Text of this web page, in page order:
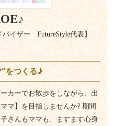
バイザー FutureStyle代表】
をつくる♪
カーでお散歩をしながら、出
マ】を目指しませんか? 期間
さんもママも、ますます心身